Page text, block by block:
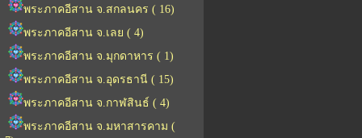
พระภาคอีสาน จ.สกลนคร ( 16)
พระภาคอีสาน จ.เลย ( 4)
พระภาคอีสาน จ.มุกดาหาร ( 1)
พระภาคอีสาน จ.อุดรธานี ( 15)
พระภาคอีสาน จ.กาฬสินธ์ ( 4)
พระภาคอีสาน จ.มหาสารคาม (